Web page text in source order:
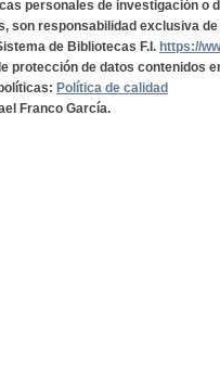
personales de investigación o
son responsabilidad exclusiva
de Bibliotecas F.I. https://
protección de datos contenidos
Política de calidad
Franco García.